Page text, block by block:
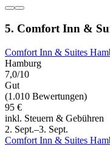
5. Comfort Inn &
Comfort Inn & Suites
Hamburg
7,0/10
Gut
(1.010 Bewertungen)
95 €
inkl. Steuern & Gebühren
2. Sept.–3. Sept.
Comfort Inn & Suites